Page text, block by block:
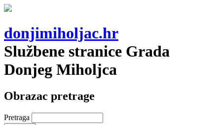
donjimiholjac.hr
Službene stranice Grada
Donjeg Miholjca
Obrazac pretrage
Pretraga